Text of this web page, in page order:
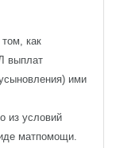
как
выплат
ими
из условий
матпомощи.